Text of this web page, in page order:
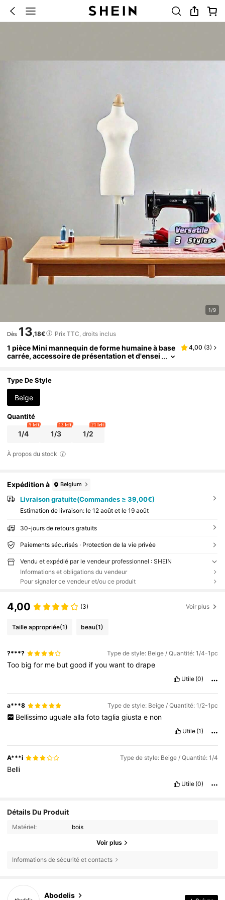
1/9
Dès 13,18€ Prix TTC, droits inclus
1 pièce Mini mannequin de forme humaine à base
carrée, accessoire de présentation et d'ensei
4,00 (3)
Type De Style
Beige
Quantité
1/4
9 left
1/3
13 left
1/2
21 left
À propos du stock
Expédition à Belgium
Livraison gratuite(Commandes ≥ 39,00€)
Estimation de livraison: le 12 août et le 19 août
30-jours de retours gratuits
Paiements sécurisés · Protection de la vie privée
Vendu et expédié par le vendeur professionnel : SHEIN
Informations et obligations du vendeur
Pour signaler ce vendeur et/ou ce produit
4,00 (3) Voir plus
Taille appropriée(1) beau(1)
?***? Type de style: Beige / Quantité: 1/4-1pc
Too bigfor me butgood ifyouwanttodrape
Utile (0)
a***8 Type de style: Beige / Quantité: 1/2-1pc
Bellissimo uguale alla foto taglia giusta e non
Utile (1)
A***i Type de style: Beige / Quantité: 1/4
Belli
Utile (0)
Détails Du Produit
Matériel: bois
Voir plus
Informations de sécurité et contacts
Abodelis